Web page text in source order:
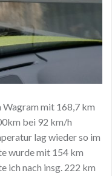
Wagram mit 168,7 km
bei 92 km/h
lag wieder so im
wurde mit 154 km
ich nach insg. 222 km